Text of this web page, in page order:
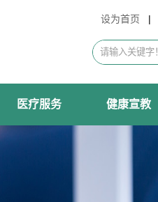
设为首页 |
医疗服务 健康宣教